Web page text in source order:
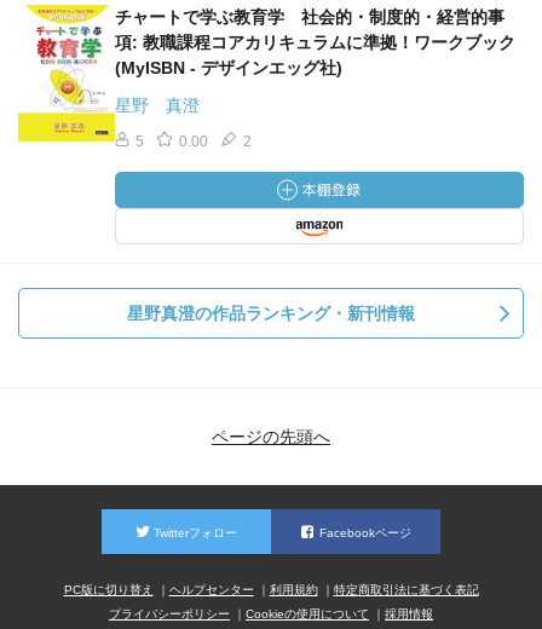
チャートで学ぶ教育学 社会的・制度的・経営的事
項: 教職課程コアカリキュラムに準拠！ワークブック
(MyISBN - デザインエッグ社)
星野 真澄
5 0.00 2
星野真澄の作品ランキング・新刊情報
ページの先頭へ
Twitterフォロー Facebookページ
PC版に切り替え ヘルプセンター 利用規約
特定商取引法に基づく表記
プライバシーポリシー
Cookieの使用について 採用情報